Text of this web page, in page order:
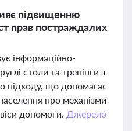
підвищенню
прав постраждалих
інформаційно-
столи та тренінги з
підходу, що допомагає
про механізми
допомоги. Джерело